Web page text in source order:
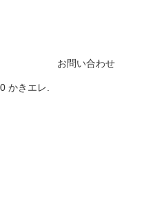
お問い合わせ
かきエレ.